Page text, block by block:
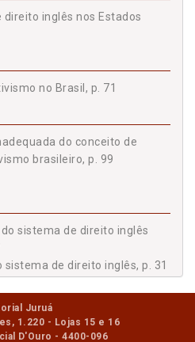
inglês nos Estados
no Brasil, p. 71
do conceito de
brasileiro, p. 99
sistema de direito inglês
sistema de direito inglês, p. 31
do sistema de direito inglês
Juruá
1.220 - Lojas 15 e 16
D'Ouro - 4400-096